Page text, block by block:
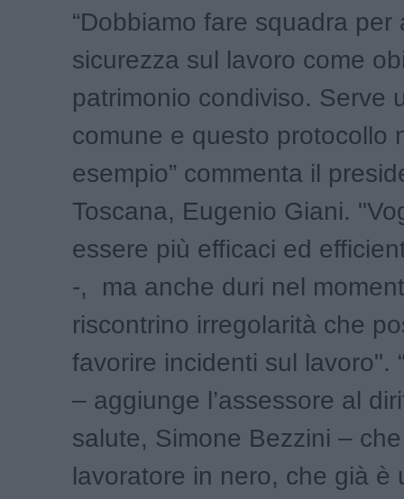
“Dobbiamo fare squadra per
sicurezza sul lavoro come
patrimonio condiviso. Serve
comune e questo protocollo
esempio” commenta il
Toscana, Eugenio Giani.
essere più efficaci ed
-, ma anche duri nel
riscontrino irregolarità che
favorire incidenti sul lavoro".
– aggiunge l’assessore al
salute, Simone Bezzini –
lavoratore in nero, che già è